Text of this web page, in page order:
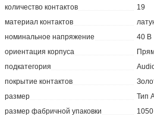
количество контактов
19
материал контактов
номинальное напряжение
40 В
ориентация корпуса
подкатегория
покрытие контактов
размер
Тип
размер фабричной упаковки
1050